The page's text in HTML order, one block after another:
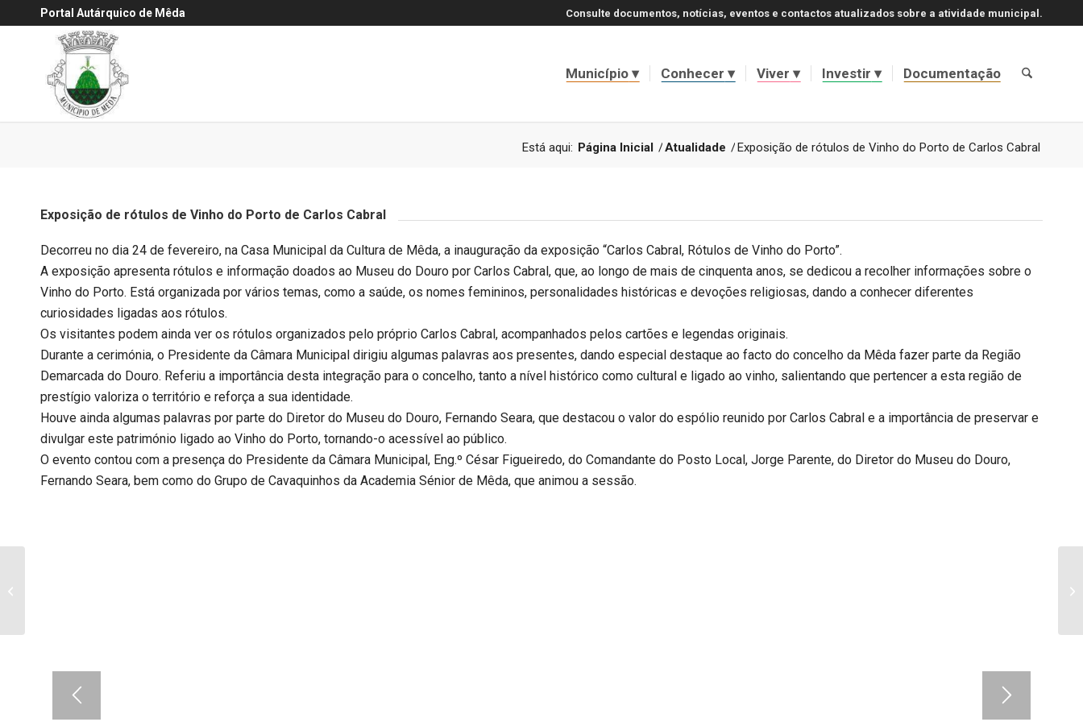
Portal Autárquico de Mêda Consulte documentos, notícias, eventos e contactos atualizados sobre a atividade municipal.
Município Conhecer Viver Investir Documentação
Está aqui: Página Inicial /Atualidade /Exposição de rótulos de Vinho do Porto de Carlos Cabral
Exposição de rótulos de Vinho do Porto de Carlos Cabral
Decorreu no dia 24 de fevereiro, na Casa Municipal da Cultura de Mêda, a inauguração da exposição “Carlos Cabral, Rótulos de Vinho do Porto”.
A exposição apresenta rótulos e informação doados ao Museu do Douro por Carlos Cabral, que, ao longo de mais de cinquenta anos, se dedicou a recolher informações sobre o
Vinho do Porto. Está organizada por vários temas, como a saúde, os nomes femininos, personalidades históricas e devoções religiosas, dando a conhecer diferentes
curiosidades ligadas aos rótulos.
Os visitantes podem ainda ver os rótulos organizados pelo próprio Carlos Cabral, acompanhados pelos cartões e legendas originais.
Durante a cerimónia, o Presidente da Câmara Municipal dirigiu algumas palavras aos presentes, dando especial destaque ao facto do concelho da Mêda fazer parte da Região
Demarcada do Douro. Referiu a importância desta integração para o concelho, tanto a nível histórico como cultural e ligado ao vinho, salientando que pertencer a esta região de
prestígio valoriza o território e reforça a sua identidade.
Houve ainda algumas palavras por parte do Diretor do Museu do Douro, Fernando Seara, que destacou o valor do espólio reunido por Carlos Cabral e a importância de preservar e
divulgar este património ligado ao Vinho do Porto, tornando-o acessível ao público.
O evento contou com a presença do Presidente da Câmara Municipal, Eng.º César Figueiredo, do Comandante do Posto Local, Jorge Parente, do Diretor do Museu do Douro,
Fernando Seara, bem como do Grupo de Cavaquinhos da Academia Sénior de Mêda, que animou a sessão.